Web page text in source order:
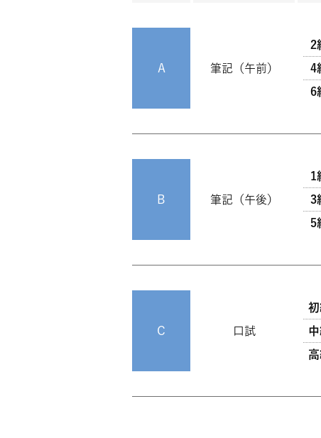
A 筆記（午前）
2
4
6
B 筆記（午後）
1
3
5
C 口試